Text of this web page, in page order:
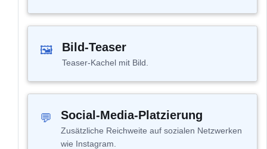
🖼 Bild-Teaser
Teaser-Kachel mit Bild.
💬 Social-Media-Platzierung
Zusätzliche Reichweite auf sozialen Netzwerken
wie Instagram.